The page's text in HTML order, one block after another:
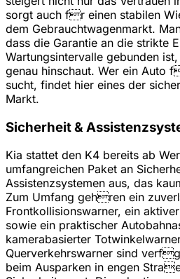
sorgt auch fr einen stabilen
dem Gebrauchtwagenmarkt.
dass die Garantie an die strikte
Wartungsintervalle gebunden
genau hinschaut. Wer ein Auto
sucht, findet hier eines der
Markt.
Sicherheit &
Kia stattet den K4 bereits ab
umfangreichen Paket an
Assistenzsystemen aus, das
Zum Umfang gehren ein
Frontkollisionswarner, ein
sowie ein praktischer
kamerabasierter
Querverkehrswarner sind
beim Ausparken in engen